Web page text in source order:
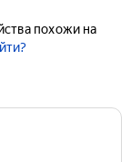
похожи на